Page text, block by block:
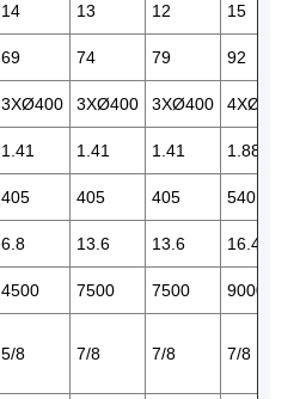
14 13 12 15
69 74 79 92
3XØ400 3XØ400 3XØ400 4XØ400
1.41 1.41 1.41 1.88
405 405 405 540
6.8 13.6 13.6 16.4
4500 7500 7500 9000
5/8 7/8 7/8 7/8